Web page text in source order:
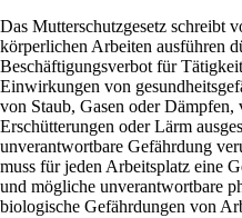
Das Mutterschutzgesetz schreibt
körperlichen Arbeiten ausführen
Beschäftigungsverbot für
Einwirkungen von
von Staub, Gasen oder
Erschütterungen oder Lärm
unverantwortbare Gefährdung
muss für jeden Arbeitsplatz eine
und mögliche unverantwortbare
biologische Gefährdungen von